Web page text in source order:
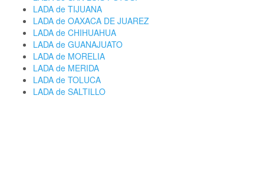
LADA de TIJUANA
LADA de OAXACA DE JUAREZ
LADA de CHIHUAHUA
LADA de GUANAJUATO
LADA de MORELIA
LADA de MERIDA
LADA de TOLUCA
LADA de SALTILLO